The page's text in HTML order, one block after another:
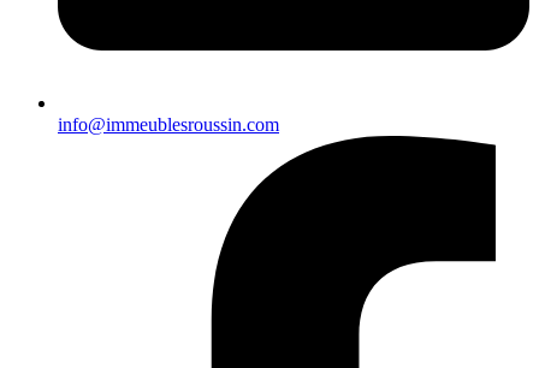
info@immeublesroussin.com